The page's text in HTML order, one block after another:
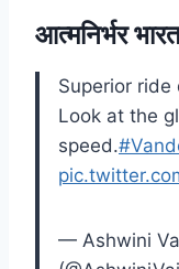
आत्मनिर्भर
Superior ride
Look at the
speed.
— Ashwini